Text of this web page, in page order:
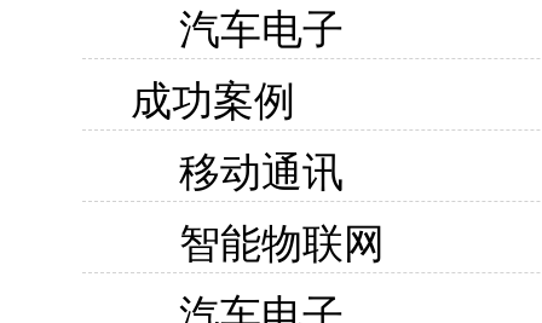
汽车电子
成功案例
移动通讯
智能物联网